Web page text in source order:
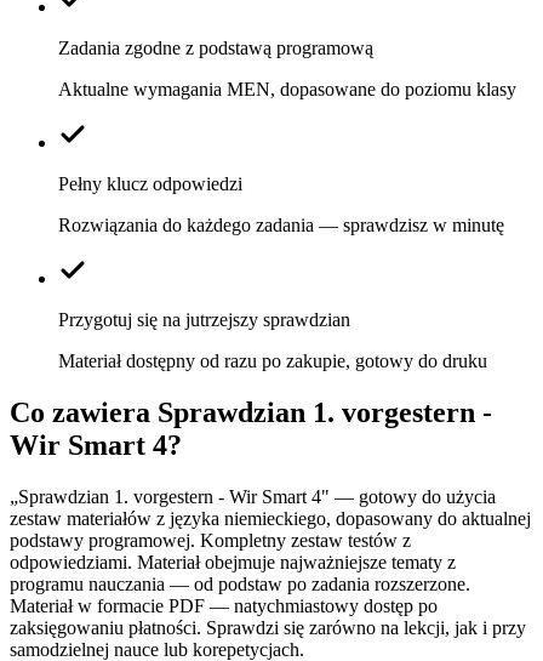
Zadania zgodne z podstawą programową
Aktualne wymagania MEN, dopasowane do poziomu klasy
Pełny klucz odpowiedzi
Rozwiązania do każdego zadania — sprawdzisz w minutę
Przygotuj się na jutrzejszy sprawdzian
Materiał dostępny od razu po zakupie, gotowy do druku
Co zawiera Sprawdzian 1. vorgestern -
Wir Smart 4?
„Sprawdzian 1. vorgestern - Wir Smart 4" — gotowy do użycia
zestaw materiałów z języka niemieckiego, dopasowany do aktualnej
podstawy programowej. Kompletny zestaw testów z
odpowiedziami. Materiał obejmuje najważniejsze tematy z
programu nauczania — od podstaw po zadania rozszerzone.
Materiał w formacie PDF — natychmiastowy dostęp po
zaksięgowaniu płatności. Sprawdzi się zarówno na lekcji, jak i przy
samodzielnej nauce lub korepetycjach.